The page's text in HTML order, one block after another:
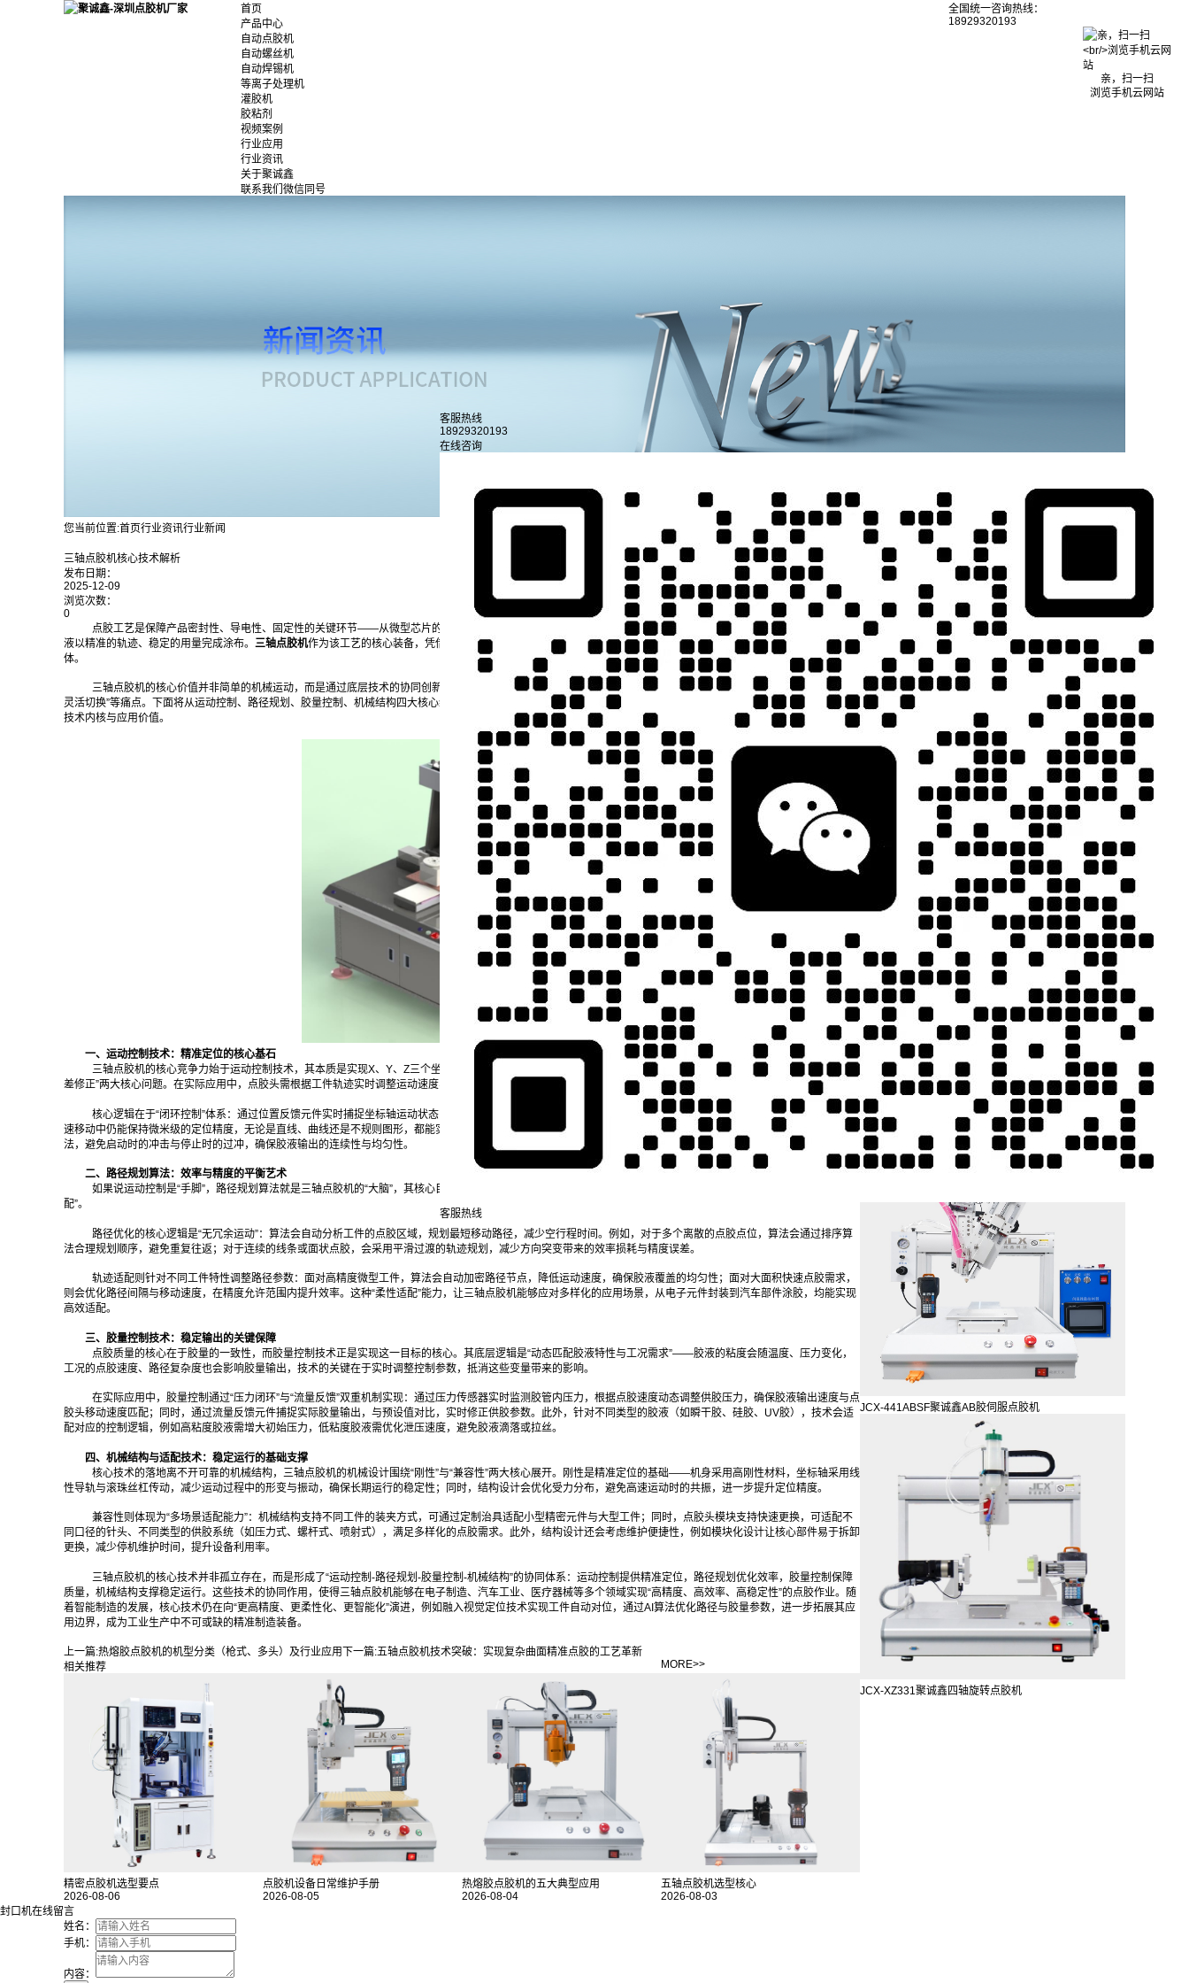
首页
产品中心
自动点胶机
自动螺丝机
自动焊锡机
等离子处理机
灌胶机
胶粘剂
视频案例
行业应用
行业资讯
关于聚诚鑫
联系我们微信同号
全国统一咨询热线：
18929320193
您当前位置:首页行业资讯行业新闻
行业新闻
三轴点胶机核心技术解析
发布日期：
2025-12-09
浏览次数：
0
点胶工艺是保障产品密封性、导电性、固定性的关键环节——从微型芯片的引脚封装到汽车车灯的防水涂胶，从传感器的绝缘处理到光伏组件的粘接固定，都需要胶
液以精准的轨迹、稳定的用量完成涂布。 三轴点胶机作为该工艺的核心装备，凭借X、Y、Z三轴的协同作业能力，成为平衡“点胶精度”“生产效率”与“应用兼容性”的关键载
体。
三轴点胶机的核心价值并非简单的机械运动，而是通过底层技术的协同创新，解决工业生产中“高精度与高效率难以兼顾”“胶液特性与工况需求动态适配”“多场景应用
灵活切换”等痛点。下面将从运动控制、路径规划、胶量控制、机械结构四大核心维度，拆解三轴点胶机实现“精准、高效、稳定”作业的底层逻辑，展现其在精密制造领域的
技术内核与应用价值。
一、运动控制技术：精准定位的核心基石
三轴点胶机的核心竞争力始于运动控制技术，其本质是实现X、Y、Z三个坐标轴的协同联动与精准定位。不同于简单的机械移动，该技术需解决“动态响应”与“位置偏
差修正”两大核心问题。在实际应用中，点胶头需根据工件轨迹实时调整运动速度、加速度与方向，既要避免惯性导致的胶液偏移，又要确保复杂路径下的轨迹贴合度。
核心逻辑在于“闭环控制”体系：通过位置反馈元件实时捕捉坐标轴运动状态，将实际位置与预设路径进行对比，动态修正偏差。这种实时校准机制，使得点胶头在高
速移动中仍能保持微米级的定位精度，无论是直线、曲线还是不规则图形，都能实现轨迹的精准复刻。同时，运动控制技术还需兼顾“启停平稳性”——通过优化加减速算
法，避免启动时的冲击与停止时的过冲，确保胶液输出的连续性与均匀性。
二、路径规划算法：效率与精度的平衡艺术
如果说运动控制是“手脚”，路径规划算法就是三轴点胶机的“大脑”，其核心目标是在保证点胶质量的前提下，最大化工作效率。该技术的关键在于“路径优化”与“轨迹适
配”。
路径优化的核心逻辑是“无冗余运动”：算法会自动分析工件的点胶区域，规划最短移动路径，减少空行程时间。例如，对于多个离散的点胶点位，算法会通过排序算
法合理规划顺序，避免重复往返；对于连续的线条或面状点胶，会采用平滑过渡的轨迹规划，减少方向突变带来的效率损耗与精度误差。
轨迹适配则针对不同工件特性调整路径参数：面对高精度微型工件，算法会自动加密路径节点，降低运动速度，确保胶液覆盖的均匀性；面对大面积快速点胶需求，
则会优化路径间隔与移动速度，在精度允许范围内提升效率。这种“柔性适配”能力，让三轴点胶机能够应对多样化的应用场景，从电子元件封装到汽车部件涂胶，均能实现
高效适配。
三、胶量控制技术：稳定输出的关键保障
点胶质量的核心在于胶量的一致性，而胶量控制技术正是实现这一目标的核心。其底层逻辑是“动态匹配胶液特性与工况需求”——胶液的粘度会随温度、压力变化，
工况的点胶速度、路径复杂度也会影响胶量输出，技术的关键在于实时调整控制参数，抵消这些变量带来的影响。
在实际应用中，胶量控制通过“压力闭环”与“流量反馈”双重机制实现：通过压力传感器实时监测胶管内压力，根据点胶速度动态调整供胶压力，确保胶液输出速度与点
胶头移动速度匹配；同时，通过流量反馈元件捕捉实际胶量输出，与预设值对比，实时修正供胶参数。此外，针对不同类型的胶液（如瞬干胶、硅胶、UV胶），技术会适
配对应的控制逻辑，例如高粘度胶液需增大初始压力，低粘度胶液需优化泄压速度，避免胶液滴落或拉丝。
四、机械结构与适配技术：稳定运行的基础支撑
核心技术的落地离不开可靠的机械结构，三轴点胶机的机械设计围绕“刚性”与“兼容性”两大核心展开。刚性是精准定位的基础——机身采用高刚性材料，坐标轴采用线
性导轨与滚珠丝杠传动，减少运动过程中的形变与振动，确保长期运行的稳定性；同时，结构设计会优化受力分布，避免高速运动时的共振，进一步提升定位精度。
兼容性则体现为“多场景适配能力”：机械结构支持不同工件的装夹方式，可通过定制治具适配小型精密元件与大型工件；同时，点胶头模块支持快速更换，可适配不
同口径的针头、不同类型的供胶系统（如压力式、螺杆式、喷射式），满足多样化的点胶需求。此外，结构设计还会考虑维护便捷性，例如模块化设计让核心部件易于拆卸
更换，减少停机维护时间，提升设备利用率。
三轴点胶机的核心技术并非孤立存在，而是形成了“运动控制-路径规划-胶量控制-机械结构”的协同体系：运动控制提供精准定位，路径规划优化效率，胶量控制保障
质量，机械结构支撑稳定运行。这些技术的协同作用，使得三轴点胶机能够在电子制造、汽车工业、医疗器械等多个领域实现“高精度、高效率、高稳定性”的点胶作业。随
着智能制造的发展，核心技术仍在向“更高精度、更柔性化、更智能化”演进，例如融入视觉定位技术实现工件自动对位，通过AI算法优化路径与胶量参数，进一步拓展其应
用边界，成为工业生产中不可或缺的精准制造装备。
上一篇:热熔胶点胶机的机型分类（枪式、多头）及行业应用 下一篇:五轴点胶机技术突破：实现复杂曲面精准点胶的工艺革新
相关推荐
MORE>>
精密点胶机选型要点
2026-08-06
点胶机设备日常维护手册
2026-08-05
热熔胶点胶机的五大典型应用
2026-08-04
五轴点胶机选型核心
2026-08-03
相关推荐
JCX-PUR331聚诚鑫热熔胶点胶机
JCX-UV5311 聚诚鑫双工位UV胶点胶固化一体机
JCX-441ABSF聚诚鑫AB胶伺服点胶机
JCX-XZ331聚诚鑫四轴旋转点胶机
封口机在线留言
姓名：
手机：
内容：
客服热线
18929320193
在线咨询
客服热线
亲，扫一扫
浏览手机云网站